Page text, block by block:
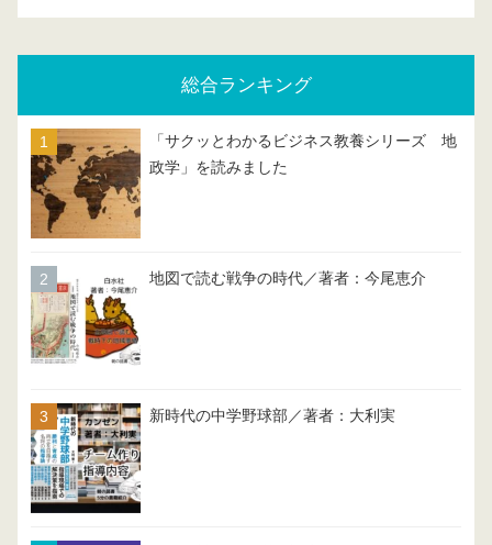
総合ランキング
「サクッとわかるビジネス教養シリーズ 地
政学」を読みました
地図で読む戦争の時代／著者：今尾恵介
新時代の中学野球部／著者：大利実